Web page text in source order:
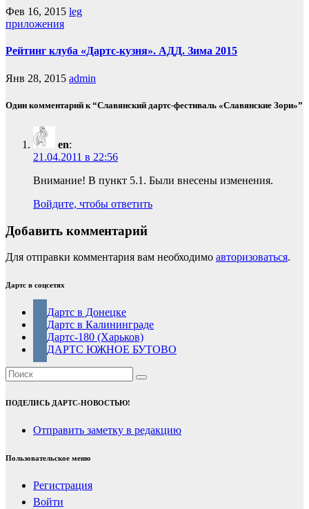
Фев 16, 2015 leg
приложения
Рейтинг клуба «Дартс-кузня». АДД. Зима 2015
Янв 28, 2015 admin
Один комментарий к “Славянский дартс-фестиваль «Славянские Зори»”
en:
21.04.2011 в 22:56
Внимание! В пункт 5.1. Были внесены изменения.
Войдите, чтобы ответить
Добавить комментарий
Для отправки комментария вам необходимо авторизоваться.
Дартс в соцсетях
Дартс в Донецке
Дартс в Калининграде
Дартс-180 (Харьков)
ДАРТС ЮЖНОЕ БУТОВО
ПОДЕЛИСЬ ДАРТС-НОВОСТЬЮ!
Отправить заметку в редакцию
Пользовательское меню
Регистрация
Войти